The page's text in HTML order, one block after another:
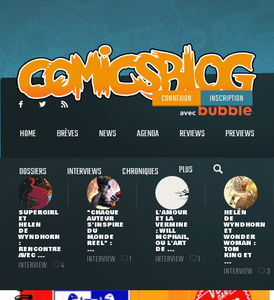
CONNEXION INSCRIPTION
HOME BRÈVES NEWS AGENDA REVIEWS PREVIEWS
DOSSIERS INTERVIEWS CHRONIQUES PLUS
SUPERGIRL
ET
HELEN
DE
WYNDHORN
:
RENCONTRE
AVEC ...
INTERVIEW 4
"CHAQUE
AUTEUR
S'INSPIRE
DU
MONDE
RÉEL" :
...
INTERVIEW 1
L'AMOUR
ET LA
VERMINE
: WILL
MCPHAIL,
OU L'ART
DE ...
INTERVIEW 1
HELEN
DE
WYNDHORN
ET
WONDER
WOMAN :
TOM
KING ET
...
INTERVIEW 3